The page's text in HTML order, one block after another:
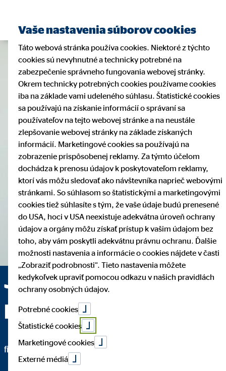
Juraj Masár — Nové
Mesto nad Váhom
finančný expert pre OVB Allfinanz Slovensko a.s.
Vaše nastavenia súborov cookies
Táto webová stránka používa cookies. Niektoré z týchto
cookies sú nevyhnutné a technicky potrebné na
zabezpečenie správneho fungovania webovej stránky.
Okrem technicky potrebných cookies používame cookies
iba na základe vami udeleného súhlasu. Štatistické cookies
sa používajú na získanie informácií o správaní sa
používateľov na tejto webovej stránke a na neustále
zlepšovanie webovej stránky na základe získaných
informácií. Marketingové cookies sa používajú na
zobrazenie prispôsobenej reklamy. Za týmto účelom
dochádza k prenosu údajov k poskytovateľom reklamy,
ktorí vás môžu sledovať ako návštevníka naprieč webovými
stránkami. So súhlasom so štatistickými a marketingovými
cookies tiež súhlasíte s tým, že vaše údaje budú prenesené
do USA, hoci v USA neexistuje adekvátna úroveň ochrany
údajov a orgány môžu získať prístup k vašim údajom bez
toho, aby vám poskytli adekvátnu právnu ochranu. Ďalšie
možnosti nastavenia a informácie o cookies nájdete v časti
„Zobraziť podrobnosti“. Tieto nastavenia môžete
kedykoľvek upraviť pomocou odkazu v našich pravidlách
ochrany osobných údajov.
Potrebné cookies
Štatistické cookies
Marketingové cookies
Externé médiá